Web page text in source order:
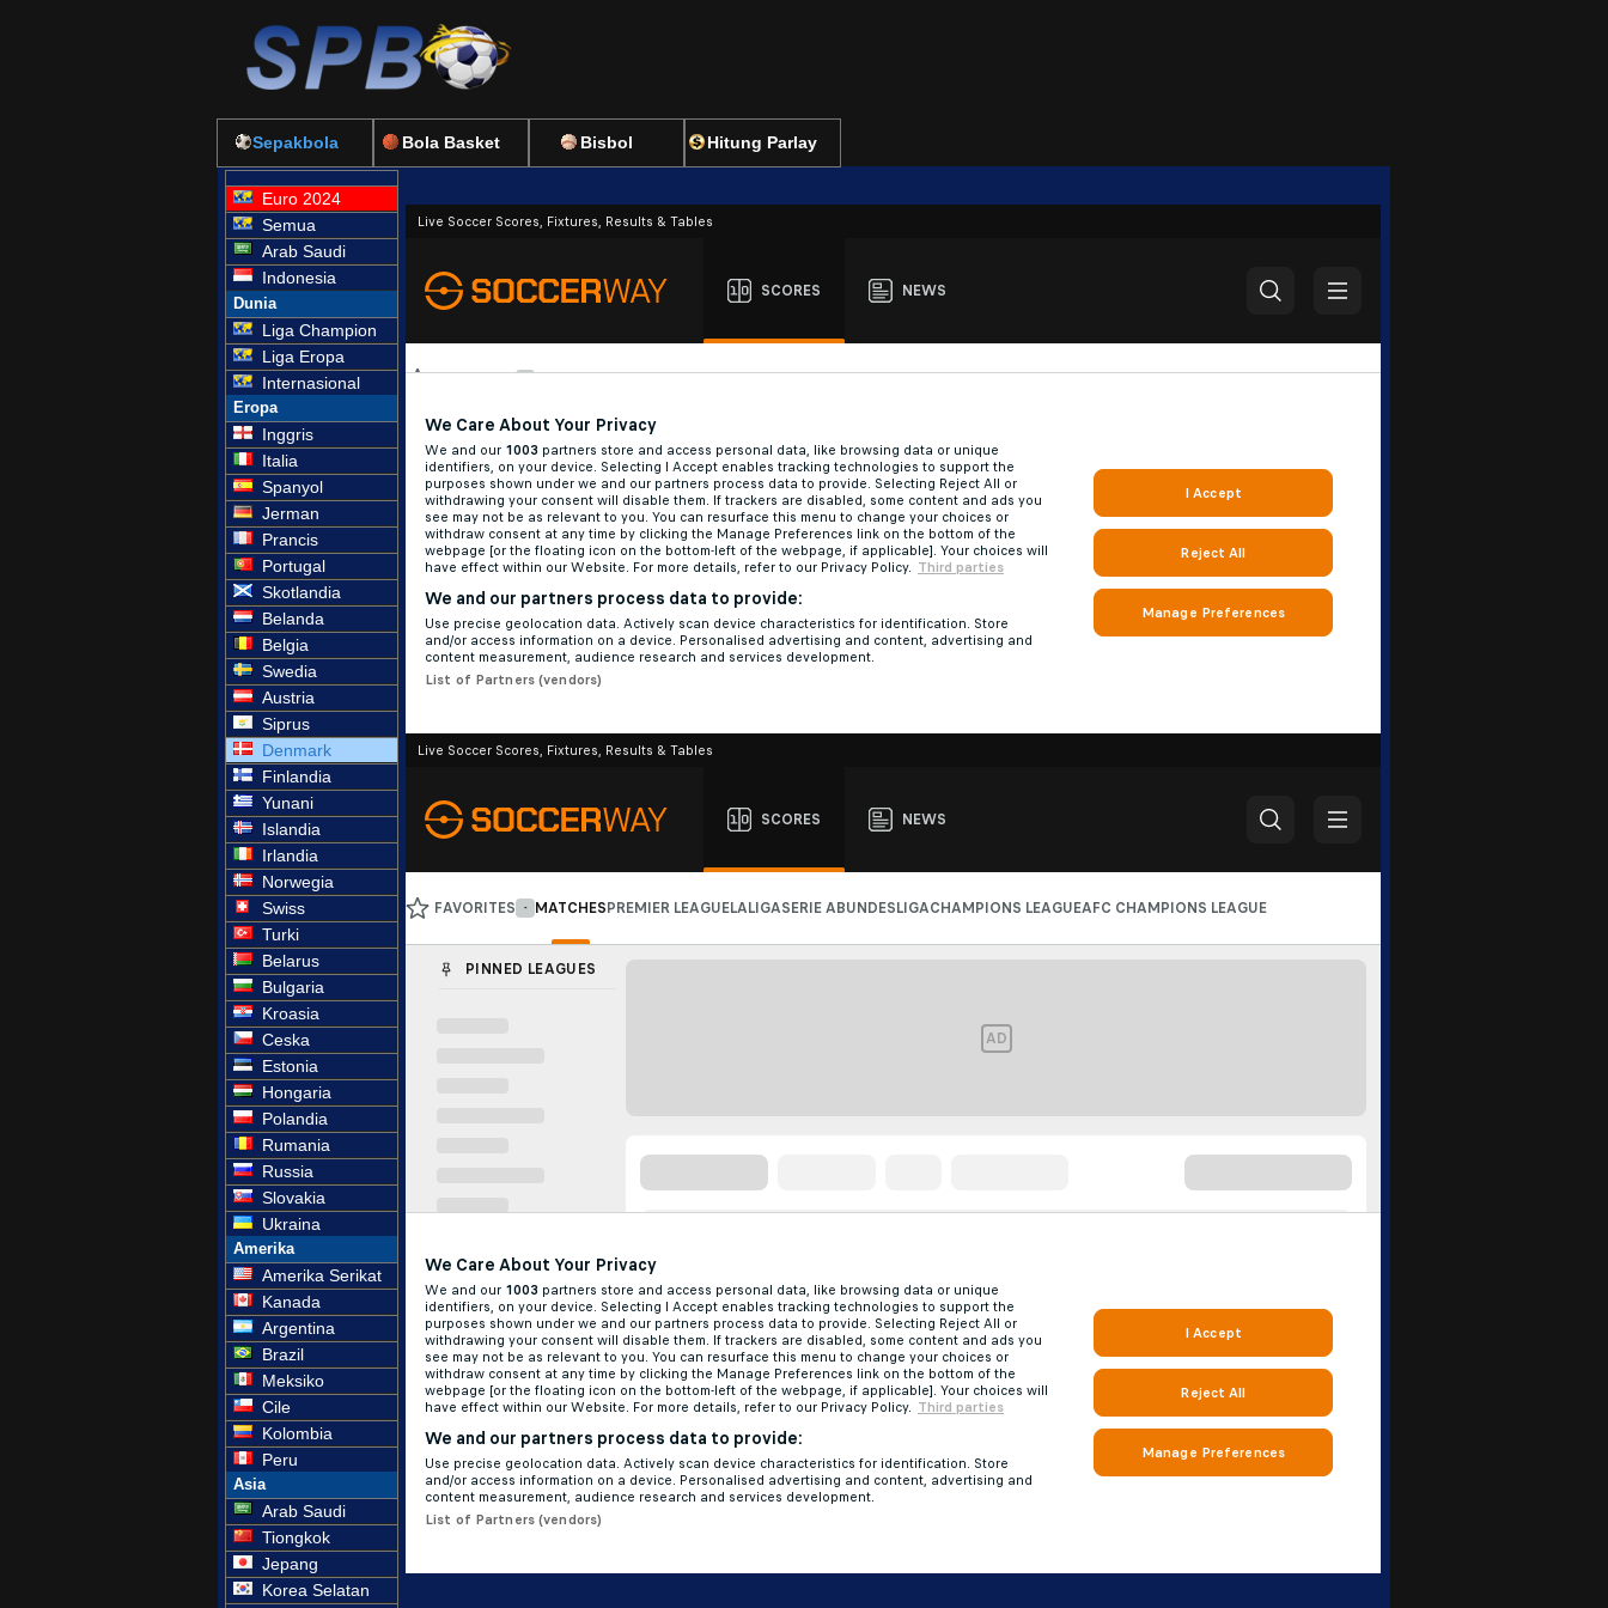
Sepakbola Bola Basket Bisbol Hitung Parlay
Euro 2024
Semua
Arab Saudi
Indonesia
Dunia
Liga Champion
Liga Eropa
Internasional
Eropa
Inggris
Italia
Spanyol
Jerman
Prancis
Portugal
Skotlandia
Belanda
Belgia
Swedia
Austria
Siprus
Denmark
Finlandia
Yunani
Islandia
Irlandia
Norwegia
Swiss
Turki
Belarus
Bulgaria
Kroasia
Ceska
Estonia
Hongaria
Polandia
Rumania
Russia
Slovakia
Ukraina
Amerika
Amerika Serikat
Kanada
Argentina
Brazil
Meksiko
Cile
Kolombia
Peru
Asia
Arab Saudi
Tiongkok
Jepang
Korea Selatan